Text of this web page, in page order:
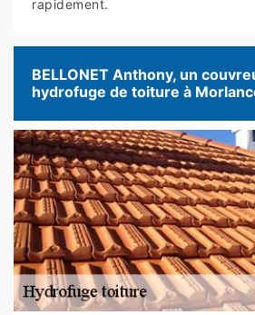
rapidement.
BELLONET Anthony, un
hydrofuge de toiture à